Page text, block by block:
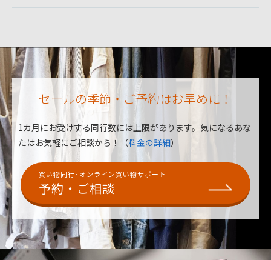
セールの季節・ご予約はお早めに！
1カ月にお受けする同行数には上限があります。 気になるあな
たはお気軽にご相談から！（料金の詳細）
買い物同行･オンライン買い物サポート
予約・ご相談